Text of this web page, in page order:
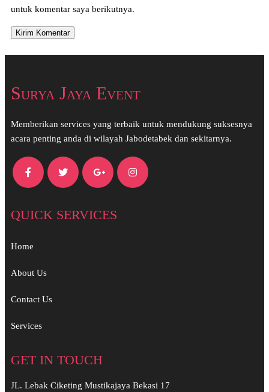
untuk komentar saya berikutnya.
Surya Jaya Event
Memberikan services yang terbaik untuk mendukung suksesnya
acara penting anda di wilayah Jabodetabek dan sekitarnya.
QUICK SERVICES
Home
About Us
Contact Us
Services
GET IN TOUCH
JL. Lebak Ciketing Mustikajaya Bekasi 17